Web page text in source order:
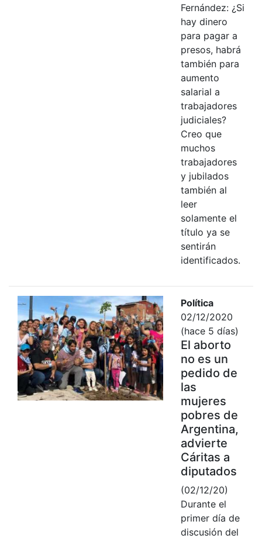
Fernández: ¿Si
hay dinero
para pagar a
presos, habrá
también para
aumento
salarial a
trabajadores
judiciales?
Creo que
muchos
trabajadores
y jubilados
también al
leer
solamente el
título ya se
sentirán
identificados.
Política
02/12/2020
(hace 5 días)
El aborto
no es un
pedido de
las
mujeres
pobres de
Argentina,
advierte
Cáritas a
diputados
(02/12/20)
Durante el
primer día de
discusión del